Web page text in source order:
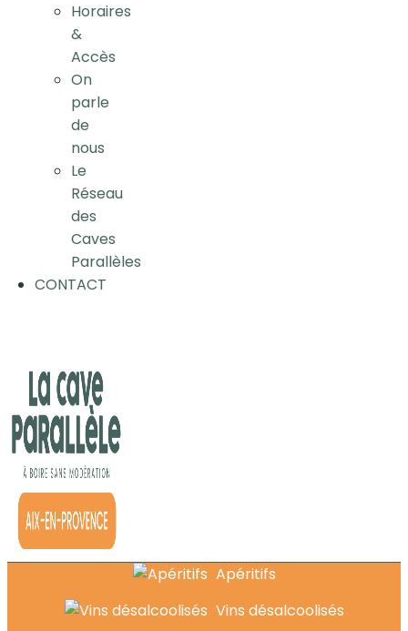
Horaires
&
Accès
On
parle
de
nous
Le
Réseau
des
Caves
Parallèles
CONTACT
Apéritifs
Vins désalcoolisés